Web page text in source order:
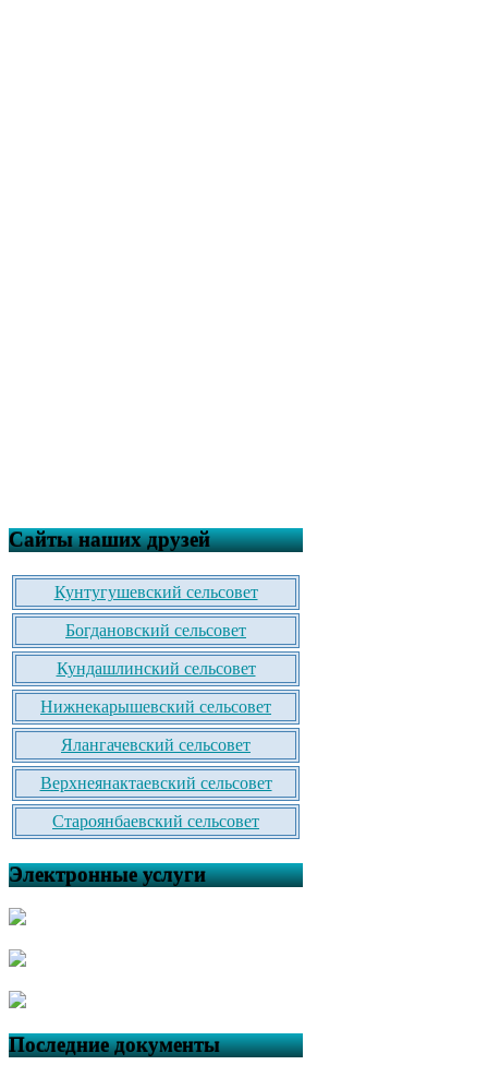
Сайты наших друзей
Кунтугушевский сельсовет
Богдановский сельсовет
Кундашлинский сельсовет
Нижнекарышевский сельсовет
Ялангачевский сельсовет
Верхнеянактаевский сельсовет
Староянбаевский сельсовет
Электронные услуги
Последние документы